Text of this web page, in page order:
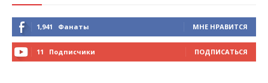
1,941 Фанаты МНЕ НРАВИТСЯ
11 Подписчики ПОДПИСАТЬСЯ